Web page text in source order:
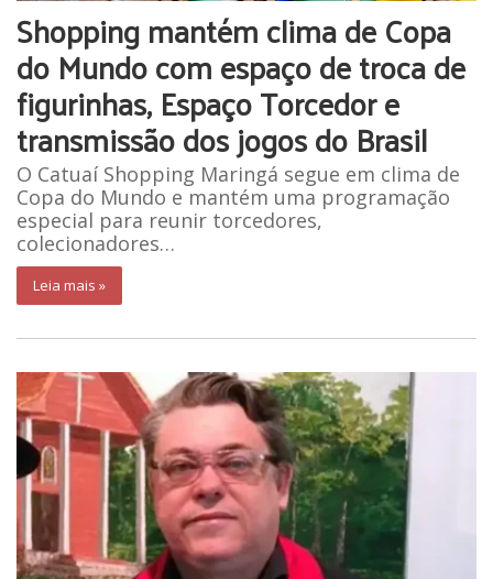
Shopping mantém clima de Copa
do Mundo com espaço de troca de
figurinhas, Espaço Torcedor e
transmissão dos jogos do Brasil
O Catuaí Shopping Maringá segue em clima de
Copa do Mundo e mantém uma programação
especial para reunir torcedores,
colecionadores…
Leia mais »